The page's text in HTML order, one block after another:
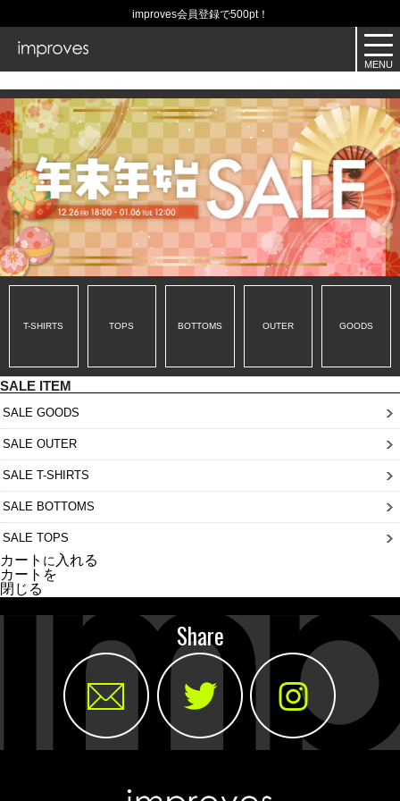
improves会員登録で500pt！
T-SHIRTS TOPS BOTTOMS OUTER GOODS
SALE ITEM
SALE GOODS
SALE OUTER
SALE T-SHIRTS
SALE BOTTOMS
SALE TOPS
カート に 入れる
カートを
閉じる
Share